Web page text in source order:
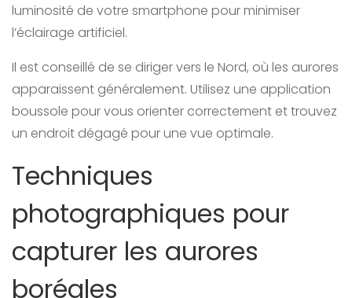
luminosité de votre smartphone pour minimiser
l’éclairage artificiel.
Il est conseillé de se diriger vers le Nord, où les aurores
apparaissent généralement. Utilisez une application
boussole pour vous orienter correctement et trouvez
un endroit dégagé pour une vue optimale.
Techniques
photographiques pour
capturer les aurores
boréales